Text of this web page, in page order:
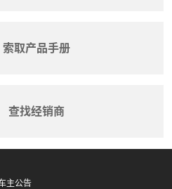
索取产品手册
查找经销商
主公告